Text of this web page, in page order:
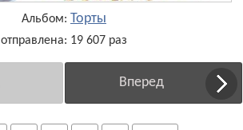
Альбом: Торты
отправлена: 19 607 раз
Вперед